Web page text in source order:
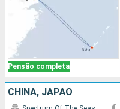
Pensão completa
CHINA, JAPÃO